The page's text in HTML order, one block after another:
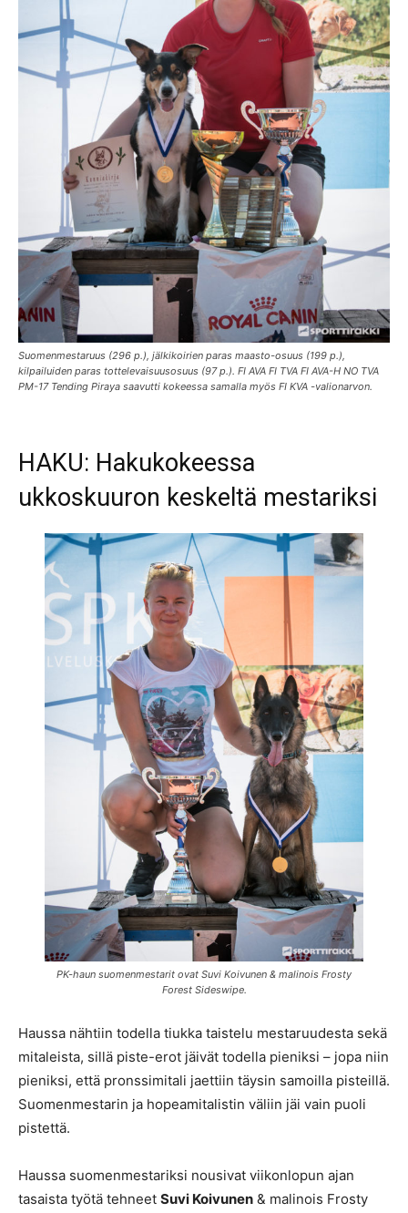
Suomenmestaruus (296 p.), jälkikoirien paras maasto-osuus (199 p.),
kilpailuiden paras tottelevaisuusosuus (97 p.). FI AVA FI TVA FI AVA-H NO TVA
PM-17 Tending Piraya saavutti kokeessa samalla myös FI KVA -valionarvon.
HAKU: Hakukokeessa
ukkoskuuron keskeltä mestariksi
PK-haun suomenmestarit ovat Suvi Koivunen & malinois Frosty
Forest Sideswipe.
Haussa nähtiin todella tiukka taistelu mestaruudesta sekä
mitaleista, sillä piste-erot jäivät todella pieniksi – jopa niin
pieniksi, että pronssimitali jaettiin täysin samoilla pisteillä.
Suomenmestarin ja hopeamitalistin väliin jäi vain puoli
pistettä.
Haussa suomenmestariksi nousivat viikonlopun ajan
tasaista työtä tehneet Suvi Koivunen & malinois Frosty